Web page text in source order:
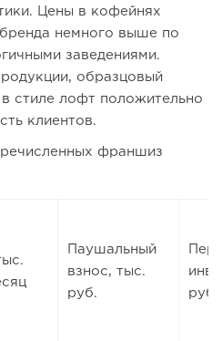
Цены в кофейнях
немного выше по
заведениями.
образцовый
стиле лофт положительно
клиентов.
франшиз
Паушальный
взнос, тыс.
руб.
руб.